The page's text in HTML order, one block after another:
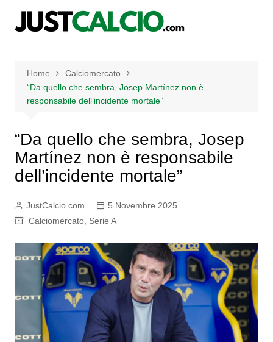
Home
Calciomercato
“Da quello che sembra, Josep Martínez non è
responsabile dell’incidente mortale”
“Da quello che sembra, Josep
Martínez non è responsabile
dell’incidente mortale”
JustCalcio.com
5 Novembre 2025
Calciomercato, Serie A